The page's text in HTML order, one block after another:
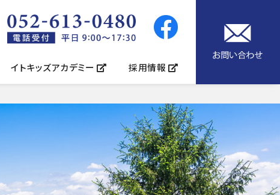
イトキッズアカデミー 採用情報